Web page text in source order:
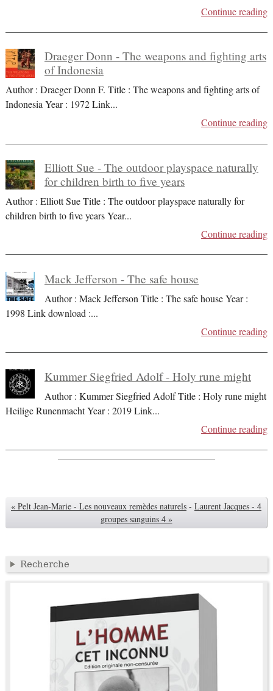
Continue reading
Draeger Donn - The weapons and fighting arts
of Indonesia
Author : Draeger Donn F. Title : The weapons and fighting arts of
Indonesia Year : 1972 Link...
Continue reading
Elliott Sue - The outdoor playspace naturally
for children birth to five years
Author : Elliott Sue Title : The outdoor playspace naturally for
children birth to five years Year...
Continue reading
Mack Jefferson - The safe house
Author : Mack Jefferson Title : The safe house Year :
1998 Link download :...
Continue reading
Kummer Siegfried Adolf - Holy rune might
Author : Kummer Siegfried Adolf Title : Holy rune might
Heilige Runenmacht Year : 2019 Link...
Continue reading
« Pelt Jean-Marie - Les nouveaux remèdes naturels - Laurent Jacques - 4
groupes sanguins 4 »
Recherche